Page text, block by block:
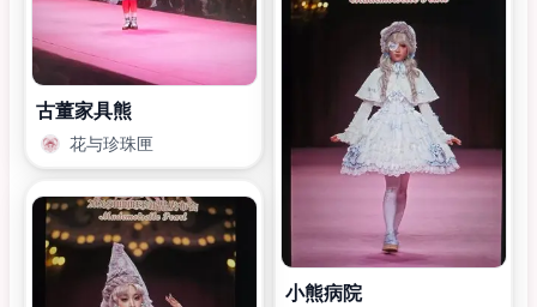
古董家具熊
花与珍珠匣
小熊病院